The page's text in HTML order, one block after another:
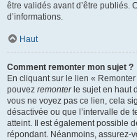
être validés avant d’être publiés.
d’informations.
Haut
Comment remonter mon sujet ?
En cliquant sur le lien «
pouvez remonterle sujet en haut
vous ne voyez pas ce lien, cela
désactivée ou que l’intervalle de
atteint. Il est également possible
répondant. Néanmoins, assurez-